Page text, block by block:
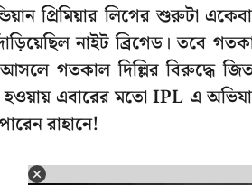
প্রিমিয়ার লিগের শুরুটা
নাইট ব্রিগেড। তবে
গতকাল দিল্লির বিরুদ্ধে
এবারের মতো IPL এ
রাহানে!